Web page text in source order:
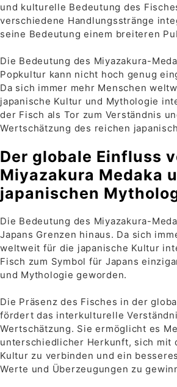
und kulturelle Bedeutung des
verschiedene Handlungsstränge
seine Bedeutung einem breiteren
Die Bedeutung des Miyazakura-
Popkultur kann nicht hoch genug
Da sich immer mehr Menschen
japanische Kultur und Mythologie
der Fisch als Tor zum Verständnis
Wertschätzung des reichen
Der globale Einfluss
Miyazakura Medaka
japanischen
Die Bedeutung des Miyazakura-
Japans Grenzen hinaus. Da sich
weltweit für die japanische Kultur
Fisch zum Symbol für Japans
und Mythologie geworden.
Die Präsenz des Fisches in der
fördert das interkulturelle
Wertschätzung. Sie ermöglicht es
unterschiedlicher Herkunft, sich mit
Kultur zu verbinden und ein
Werte und Überzeugungen zu